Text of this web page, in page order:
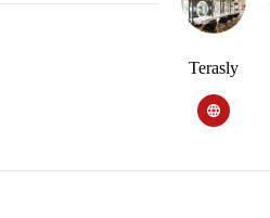
Terasly